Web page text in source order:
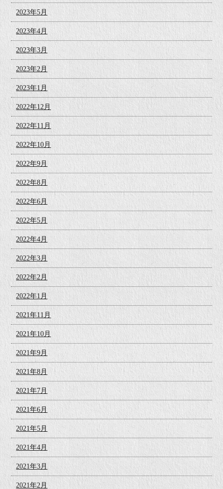
2023年5月
2023年4月
2023年3月
2023年2月
2023年1月
2022年12月
2022年11月
2022年10月
2022年9月
2022年8月
2022年6月
2022年5月
2022年4月
2022年3月
2022年2月
2022年1月
2021年11月
2021年10月
2021年9月
2021年8月
2021年7月
2021年6月
2021年5月
2021年4月
2021年3月
2021年2月